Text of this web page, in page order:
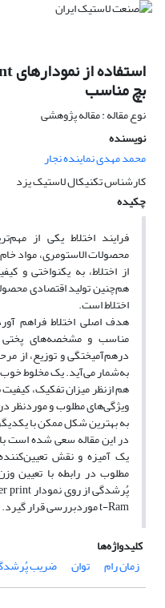
بچ مناسب
نوع مقاله : مقاله پژوهشی
نویسنده
محمد مهدی نماینده نجار
کارشناس تکنیکال لاستیک یزد
چکیده
فرایند اختلاط یکی از
محصولات الاستومری، مواد
از اختلاط، به یکنواختی و
هم‌چنین تولید اقتصادی
اختلاط است.
هدف اصلی اختلاط فراهم
مناسب و مشخصه‌های پختی
درهم‌آمیختگی و توزیع، از
به‌شمار می‌آید. یک مخلوط
هم ازنظر میزان تفکیک،
ویژگی‌های مطلوب و موردنظر
به بهترین شکل ممکن با
در این مقاله سعی شده است
یک آمیزه و نقش
مطلوب در رابطه با تعیین
t-Ram موردبررسی قرار گیرد.
کلیدواژه‌ها
زمان رام
توان ضریب